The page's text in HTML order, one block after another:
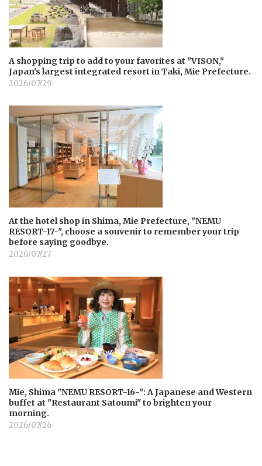
A shopping trip to add to your favorites at "VISON,"
Japan's largest integrated resort in Taki, Mie Prefecture.
2026/07/29
At the hotel shop in Shima, Mie Prefecture, "NEMU
RESORT-17-", choose a souvenir to remember your trip
before saying goodbye.
2026/07/27
Mie, Shima "NEMU RESORT-16-": A Japanese and Western
buffet at "Restaurant Satoumi" to brighten your
morning.
2026/07/26